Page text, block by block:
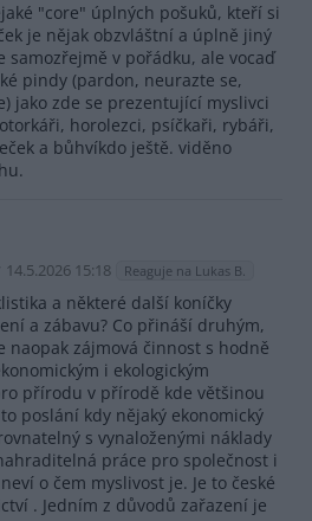
"core" úplných pošuků, kteří si
je nějak obzvláštní a úplně jiný
samozřejmě v pořádku, ale vocaď
pindy (pardon, neurazte se,
jako zde se prezentující myslivci
horolezci, psíčkaři, rybáři,
a bůhvíkdo ještě. viděno
14.5.2026 15:18 Reaguje na Lukas B.
a některé další koníčky
a zábavu? Co přináší druhým,
naopak zájmová činnost s hodně
i ekologickým
přírodu v přírodě kde většinou
poslání kdy nějaký ekonomický
s vynaloženými náklady
práce pro společnost i
o čem myslivost je. Je to české
. Jedním z důvodů zařazení je